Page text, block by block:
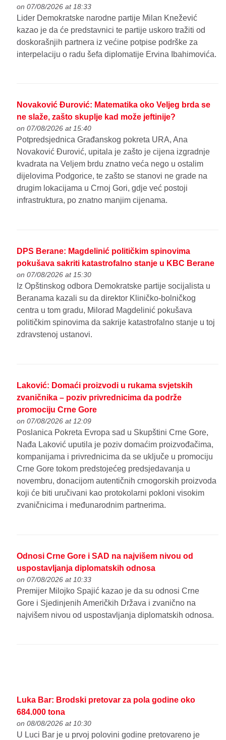
on 07/08/2026 at 18:33
Lider Demokratske narodne partije Milan Knežević
kazao je da će predstavnici te partije uskoro tražiti od
doskorašnjih partnera iz većine potpise podrške za
interpelaciju o radu šefa diplomatije Ervina Ibahimovića.
Novaković Đurović: Matematika oko Veljeg brda se
ne slaže, zašto skuplje kad može jeftinije?
on 07/08/2026 at 15:40
Potpredsjednica Građanskog pokreta URA, Ana
Novaković Đurović, upitala je zašto je cijena izgradnje
kvadrata na Veljem brdu znatno veća nego u ostalim
dijelovima Podgorice, te zašto se stanovi ne grade na
drugim lokacijama u Crnoj Gori, gdje već postoji
infrastruktura, po znatno manjim cijenama.
DPS Berane: Magdelinić političkim spinovima
pokušava sakriti katastrofalno stanje u KBC Berane
on 07/08/2026 at 15:30
Iz Opštinskog odbora Demokratske partije socijalista u
Beranama kazali su da direktor Kliničko-bolničkog
centra u tom gradu, Milorad Magdelinić pokušava
političkim spinovima da sakrije katastrofalno stanje u toj
zdravstenoj ustanovi.
Laković: Domaći proizvodi u rukama svjetskih
zvaničnika – poziv privrednicima da podrže
promociju Crne Gore
on 07/08/2026 at 12:09
Poslanica Pokreta Evropa sad u Skupštini Crne Gore,
Nađa Laković uputila je poziv domaćim proizvođačima,
kompanijama i privrednicima da se uključe u promociju
Crne Gore tokom predstojećeg predsjedavanja u
novembru, donacijom autentičnih crnogorskih proizvoda
koji će biti uručivani kao protokolarni pokloni visokim
zvaničnicima i međunarodnim partnerima.
Odnosi Crne Gore i SAD na najvišem nivou od
uspostavljanja diplomatskih odnosa
on 07/08/2026 at 10:33
Premijer Milojko Spajić kazao je da su odnosi Crne
Gore i Sjedinjenih Američkih Država i zvanično na
najvišem nivou od uspostavljanja diplomatskih odnosa.
Luka Bar: Brodski pretovar za pola godine oko
684.000 tona
on 08/08/2026 at 10:30
U Luci Bar je u prvoj polovini godine pretovareno je